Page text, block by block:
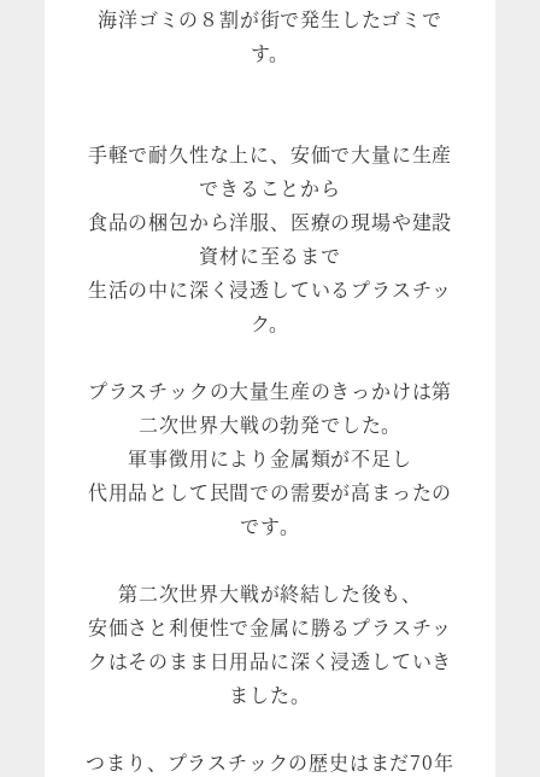
海洋ゴミの８割が街で発生したゴミで
す。
手軽で耐久性な上に、安価で大量に生産
できることから
食品の梱包から洋服、医療の現場や建設
資材に至るまで
生活の中に深く浸透しているプラスチッ
ク。
プラスチックの大量生産のきっかけは第
二次世界大戦の勃発でした。
軍事徴用により金属類が不足し
代用品として民間での需要が高まったの
です。
第二次世界大戦が終結した後も、
安価さと利便性で金属に勝るプラスチッ
クはそのまま日用品に深く浸透していき
ました。
つまり、プラスチックの歴史はまだ70年